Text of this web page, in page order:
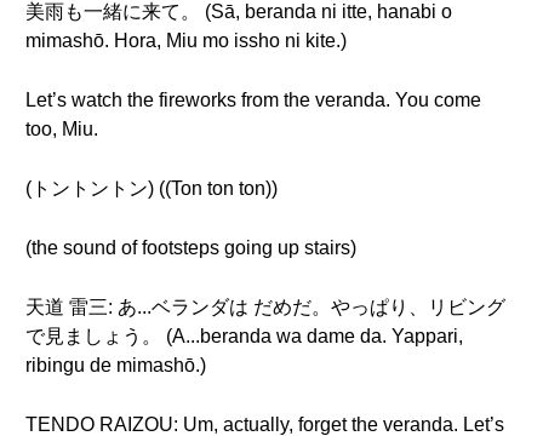
美雨も一緒に来て。 (Sā, beranda ni itte, hanabi o
mimashō. Hora, Miu mo issho ni kite.)
Let’s watch the fireworks from the veranda. You come
too, Miu.
(トントントン) ((Ton ton ton))
(the sound of footsteps going up stairs)
天道 雷三: あ...ベランダは だめだ。やっぱり、リビング
で見ましょう。 (A...beranda wa dame da. Yappari,
ribingu de mimashō.)
TENDO RAIZOU: Um, actually, forget the veranda. Let’s